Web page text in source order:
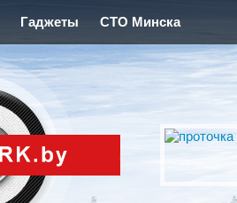
Гаджеты СТО Минска